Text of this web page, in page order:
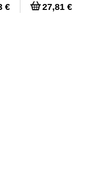
€
glycerínom
27,81 €